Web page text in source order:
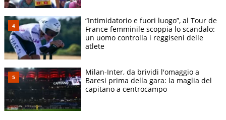
“Intimidatorio e fuori luogo”, al Tour de
France femminile scoppia lo scandalo:
un uomo controlla i reggiseni delle
atlete
Milan-Inter, da brividi l'omaggio a
Baresi prima della gara: la maglia del
capitano a centrocampo